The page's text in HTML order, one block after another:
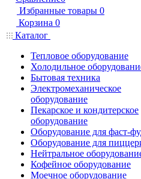
Избранные товары 0
Корзина 0
Каталог
Тепловое оборудование
Холодильное
Бытовая техника
Электромеханическое
оборудование
Пекарское и кондитерское
оборудование
Оборудование для фаст-
Оборудование для
Нейтральное
Кофейное оборудование
Моечное оборудование